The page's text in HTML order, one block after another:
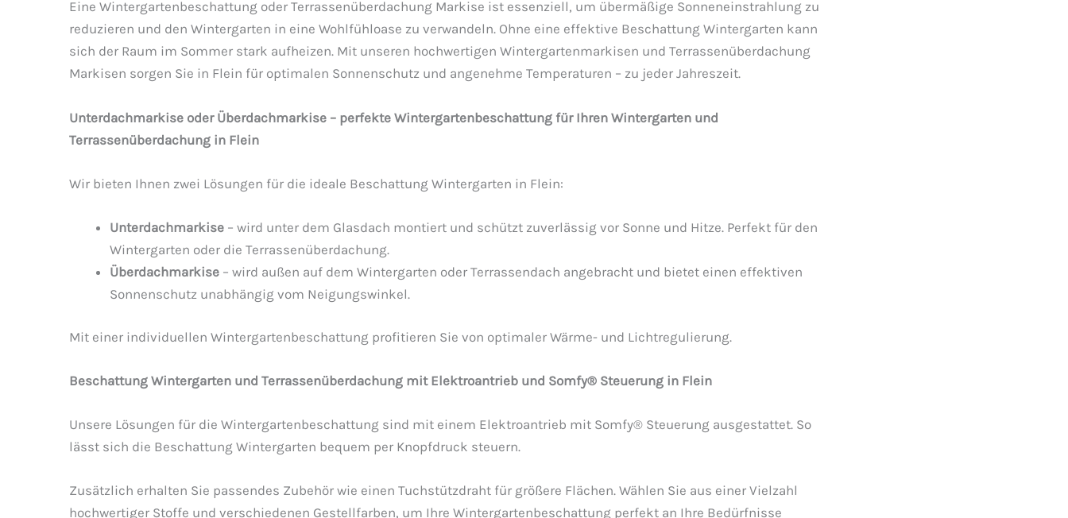
Eine Wintergartenbeschattung oder Terrassenüberdachung Markise ist essenziell, um übermäßige Sonneneinstrahlung zu
reduzieren und den Wintergarten in eine Wohlfühloase zu verwandeln. Ohne eine effektive Beschattung Wintergarten kann
sich der Raum im Sommer stark aufheizen. Mit unseren hochwertigen Wintergartenmarkisen und Terrassenüberdachung
Markisen sorgen Sie in Flein für optimalen Sonnenschutz und angenehme Temperaturen – zu jeder Jahreszeit.
Unterdachmarkise oder Überdachmarkise – perfekte Wintergartenbeschattung für Ihren Wintergarten und
Terrassenüberdachung in Flein
Wir bieten Ihnen zwei Lösungen für die ideale Beschattung Wintergarten in Flein:
Unterdachmarkise – wird unter dem Glasdach montiert und schützt zuverlässig vor Sonne und Hitze. Perfekt für den
Wintergarten oder die Terrassenüberdachung.
Überdachmarkise – wird außen auf dem Wintergarten oder Terrassendach angebracht und bietet einen effektiven
Sonnenschutz unabhängig vom Neigungswinkel.
Mit einer individuellen Wintergartenbeschattung profitieren Sie von optimaler Wärme- und Lichtregulierung.
Beschattung Wintergarten und Terrassenüberdachung mit Elektroantrieb und Somfy® Steuerung in Flein
Unsere Lösungen für die Wintergartenbeschattung sind mit einem Elektroantrieb mit Somfy® Steuerung ausgestattet. So
lässt sich die Beschattung Wintergarten bequem per Knopfdruck steuern.
Zusätzlich erhalten Sie passendes Zubehör wie einen Tuchstützdraht für größere Flächen. Wählen Sie aus einer Vielzahl
hochwertiger Stoffe und verschiedenen Gestellfarben, um Ihre Wintergartenbeschattung perfekt an Ihre Bedürfnisse